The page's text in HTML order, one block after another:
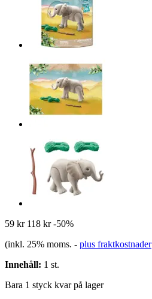
59 kr 118 kr -50%
(inkl. 25% moms. - plus fraktkostnader
Innehåll: 1 st.
Bara 1 styck kvar på lager